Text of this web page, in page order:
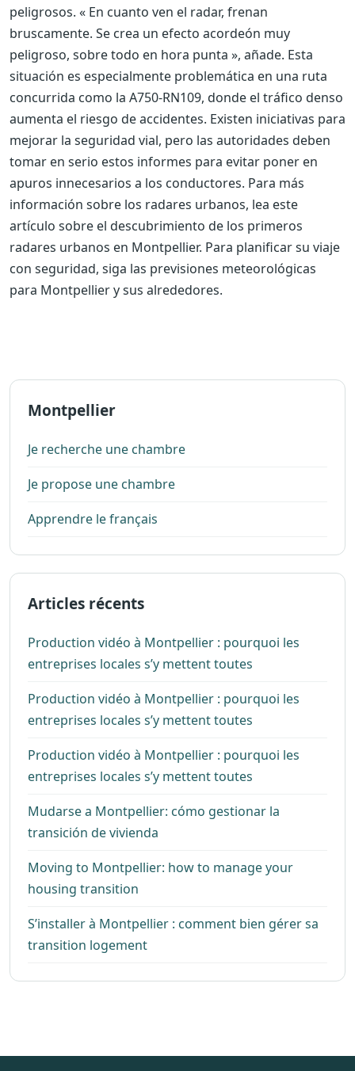
peligrosos. « En cuanto ven el radar, frenan
bruscamente. Se crea un efecto acordeón muy
peligroso, sobre todo en hora punta », añade. Esta
situación es especialmente problemática en una ruta
concurrida como la A750-RN109, donde el tráfico denso
aumenta el riesgo de accidentes. Existen iniciativas para
mejorar la seguridad vial, pero las autoridades deben
tomar en serio estos informes para evitar poner en
apuros innecesarios a los conductores. Para más
información sobre los radares urbanos, lea este
artículo sobre el descubrimiento de los primeros
radares urbanos en Montpellier. Para planificar su viaje
con seguridad, siga las previsiones meteorológicas
para Montpellier y sus alrededores.
Montpellier
Je recherche une chambre
Je propose une chambre
Apprendre le français
Articles récents
Production vidéo à Montpellier : pourquoi les
entreprises locales s’y mettent toutes
Production vidéo à Montpellier : pourquoi les
entreprises locales s’y mettent toutes
Production vidéo à Montpellier : pourquoi les
entreprises locales s’y mettent toutes
Mudarse a Montpellier: cómo gestionar la
transición de vivienda
Moving to Montpellier: how to manage your
housing transition
S’installer à Montpellier : comment bien gérer sa
transition logement